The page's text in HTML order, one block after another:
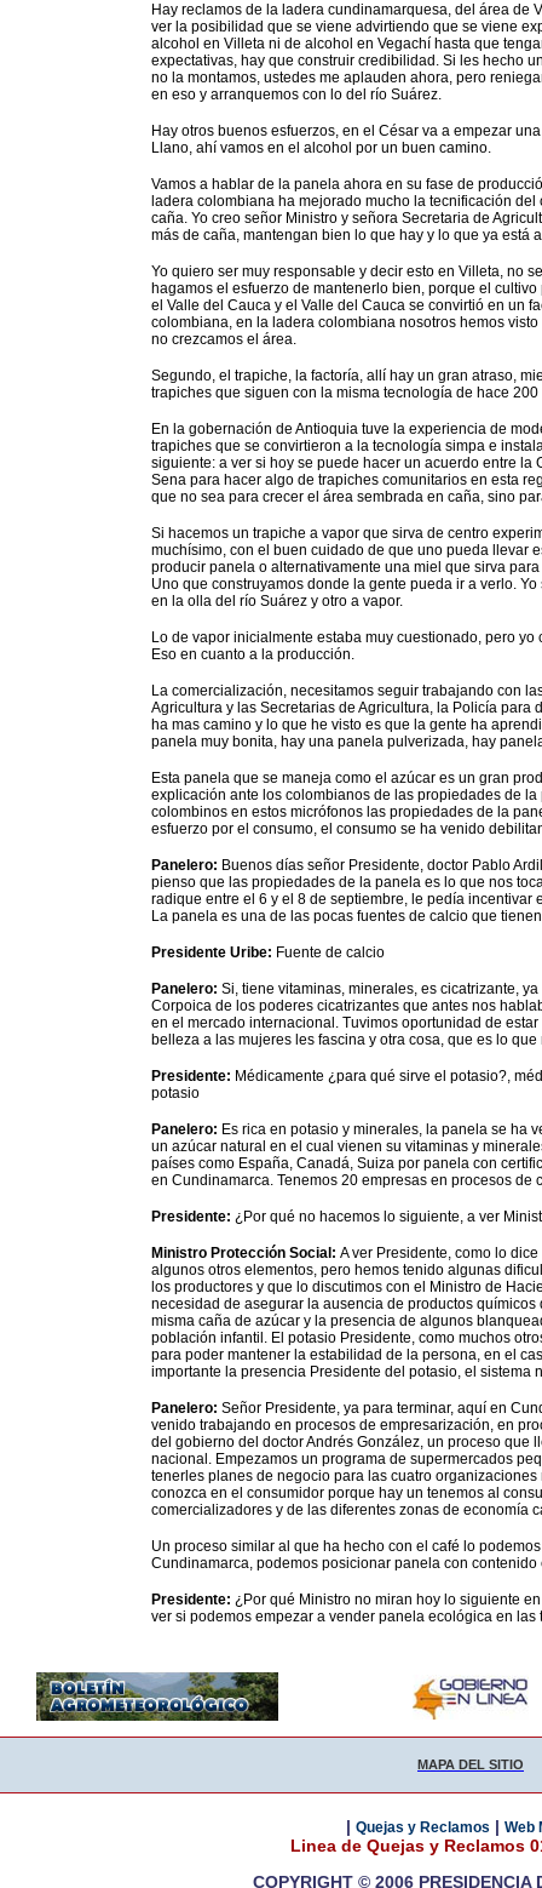
Hay reclamos de la ladera cundinamarquesa, del área de
ver la posibilidad que se viene advirtiendo que se viene
alcohol en Villeta ni de alcohol en Vegachí hasta que
expectativas, hay que construir credibilidad. Si les hecho
no la montamos, ustedes me aplauden ahora, pero
en eso y arranquemos con lo del río Suárez.
Hay otros buenos esfuerzos, en el César va a empezar
Llano, ahí vamos en el alcohol por un buen camino.
Vamos a hablar de la panela ahora en su fase de
ladera colombiana ha mejorado mucho la tecnificación
caña. Yo creo señor Ministro y señora Secretaria de
más de caña, mantengan bien lo que hay y lo que ya
Yo quiero ser muy responsable y decir esto en Villeta, no
hagamos el esfuerzo de mantenerlo bien, porque el
el Valle del Cauca y el Valle del Cauca se convirtió en un
colombiana, en la ladera colombiana nosotros hemos
no crezcamos el área.
Segundo, el trapiche, la factoría, allí hay un gran atraso,
trapiches que siguen con la misma tecnología de hace
En la gobernación de Antioquia tuve la experiencia de
trapiches que se convirtieron a la tecnología simpa e
siguiente: a ver si hoy se puede hacer un acuerdo entre
Sena para hacer algo de trapiches comunitarios en esta
que no sea para crecer el área sembrada en caña, sino
Si hacemos un trapiche a vapor que sirva de centro
muchísimo, con el buen cuidado de que uno pueda llevar
producir panela o alternativamente una miel que sirva
Uno que construyamos donde la gente pueda ir a verlo.
en la olla del río Suárez y otro a vapor.
Lo de vapor inicialmente estaba muy cuestionado, pero
Eso en cuanto a la producción.
La comercialización, necesitamos seguir trabajando con
Agricultura y las Secretarias de Agricultura, la Policía
ha mas camino y lo que he visto es que la gente ha
panela muy bonita, hay una panela pulverizada, hay
Esta panela que se maneja como el azúcar es un gran
explicación ante los colombianos de las propiedades de
colombinos en estos micrófonos las propiedades de la
esfuerzo por el consumo, el consumo se ha venido
Panelero: Buenos días señor Presidente, doctor Pablo
pienso que las propiedades de la panela es lo que nos
radique entre el 6 y el 8 de septiembre, le pedía
La panela es una de las pocas fuentes de calcio que
Presidente Uribe: Fuente de calcio
Panelero: Si, tiene vitaminas, minerales, es cicatrizante,
Corpoica de los poderes cicatrizantes que antes nos
en el mercado internacional. Tuvimos oportunidad de
belleza a las mujeres les fascina y otra cosa, que es lo
Presidente: Médicamente ¿para qué sirve el potasio?,
potasio
Panelero: Es rica en potasio y minerales, la panela se ha
un azúcar natural en el cual vienen su vitaminas y
países como España, Canadá, Suiza por panela con
en Cundinamarca. Tenemos 20 empresas en procesos de
Presidente: ¿Por qué no hacemos lo siguiente, a ver
Ministro Protección Social: A ver Presidente, como lo
algunos otros elementos, pero hemos tenido algunas
los productores y que lo discutimos con el Ministro de
necesidad de asegurar la ausencia de productos
misma caña de azúcar y la presencia de algunos
población infantil. El potasio Presidente, como muchos
para poder mantener la estabilidad de la persona, en el
importante la presencia Presidente del potasio, el sistema
Panelero: Señor Presidente, ya para terminar, aquí en
venido trabajando en procesos de empresarización, en
del gobierno del doctor Andrés González, un proceso
nacional. Empezamos un programa de supermercados
tenerles planes de negocio para las cuatro
conozca en el consumidor porque hay un tenemos al
comercializadores y de las diferentes zonas de economía
Un proceso similar al que ha hecho con el café lo
Cundinamarca, podemos posicionar panela con
Presidente: ¿Por qué Ministro no miran hoy lo siguiente
ver si podemos empezar a vender panela ecológica en las
MAPA DEL SITIO
| Quejas y Reclamos | Web
Linea de Quejas y Reclamos
COPYRIGHT © 2006 PRESIDENCIA